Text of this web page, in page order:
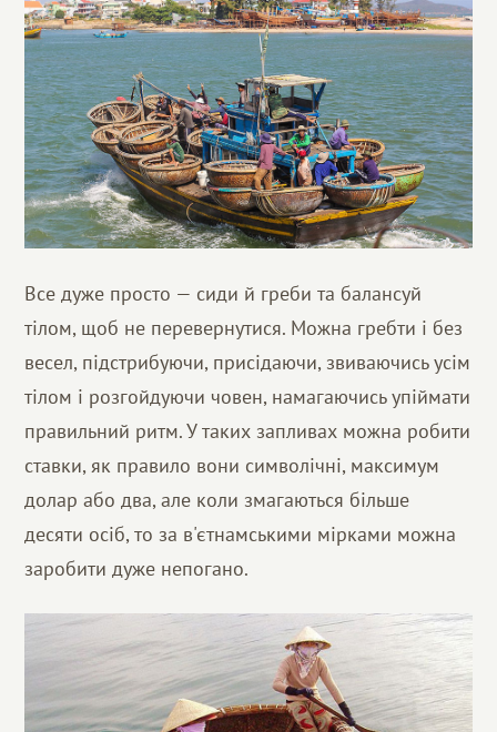
Все дуже просто — сиди й греби та балансуй
тілом, щоб не перевернутися. Можна гребти і без
весел, підстрибуючи, присідаючи, звиваючись усім
тілом і розгойдуючи човен, намагаючись упіймати
правильний ритм. У таких запливах можна робити
ставки, як правило вони символічні, максимум
долар або два, але коли змагаються більше
десяти осіб, то за в'єтнамськими мірками можна
заробити дуже непогано.